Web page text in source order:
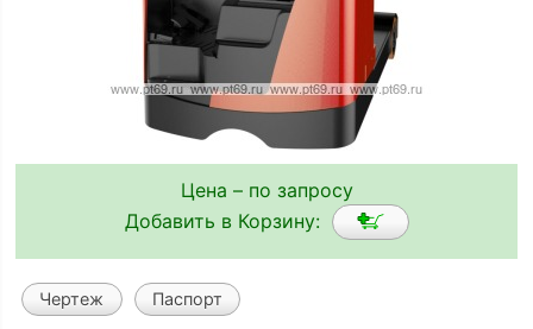
Цена – по запросу
Добавить в Корзину:
Чертеж Паспорт